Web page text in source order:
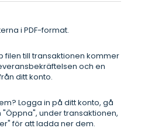
i PDF-format.
filen till transaktionen kommer
och en
ditt konto.
Logga in på ditt konto, gå
"Öppna", under transaktionen,
för att ladda ner dem.